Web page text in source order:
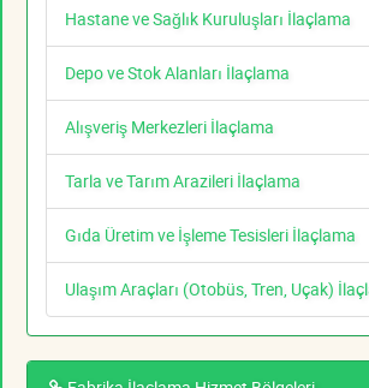
Hastane ve Sağlık Kuruluşları İlaçlama
Depo ve Stok Alanları İlaçlama
Alışveriş Merkezleri İlaçlama
Tarla ve Tarım Arazileri İlaçlama
Gıda Üretim ve İşleme Tesisleri İlaçlama
Ulaşım Araçları (Otobüs, Tren, Uçak)